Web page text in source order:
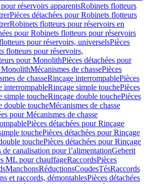
réservoirs apparentsRobinets flotteurs
Pièces détachées pour Robinets flotteurs
Robinets flotteurs pour réservoirs en
pour Robinets flotteurs pour réservoirs
pour réservoirs, universelsPièces
flotteurs pour réservoirs,
pour MonolithPièces détachées pour
MonolithMécanismes de chassePièces
de chasseRinçage interrompablePièces
interrompableRinçage simple touchePièces
simple toucheRinçage double touchePièces
double toucheMécanismes de chasse
pour Mécanismes de chasse
Pièces détachées pour Rinçage
touchePièces détachées pour Rinçage
touchePièces détachées pour Rinçage
de canalisation pour l’alimentationGeberit
ML pour chauffageRaccordsPièces
ManchonsRéductionsCoudesTésRaccords
et raccords, démontablesPièces détachées